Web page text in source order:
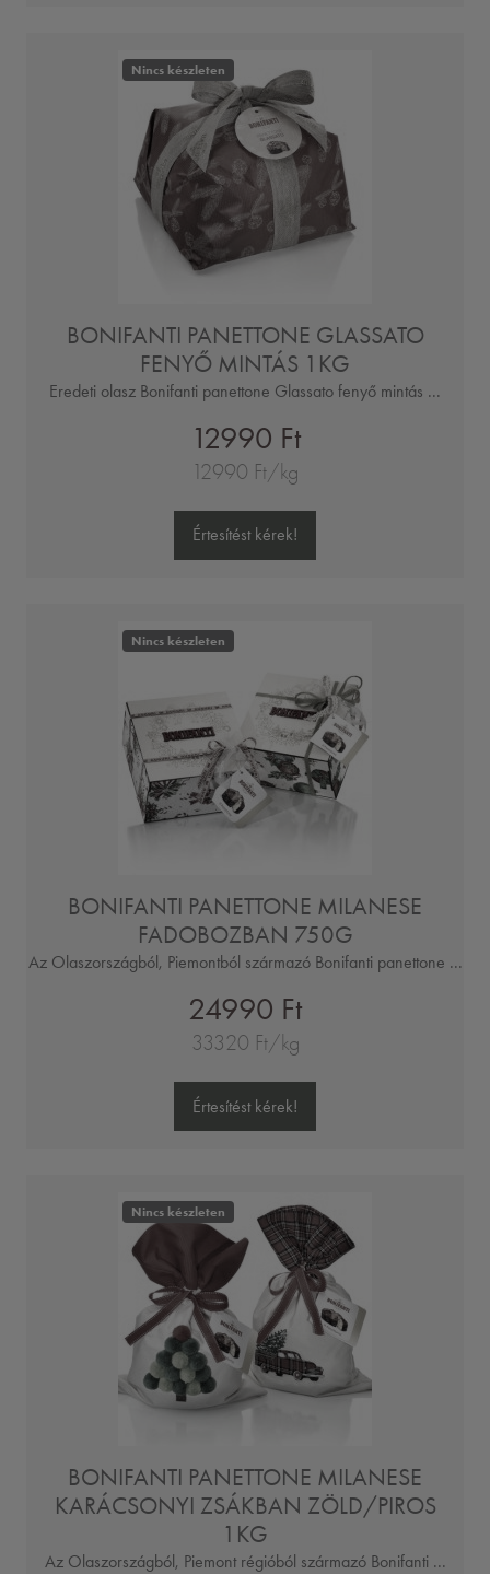
Nincs készleten
BONIFANTI PANETTONE GLASSATO
FENYŐ MINTÁS 1KG
Eredeti olasz Bonifanti panettone Glassato fenyő mintás ...
12990 Ft
12990 Ft/kg
Értesítést kérek!
Nincs készleten
BONIFANTI PANETTONE MILANESE
FADOBOZBAN 750G
Az Olaszországból, Piemontból származó Bonifanti panettone ...
24990 Ft
33320 Ft/kg
Értesítést kérek!
Nincs készleten
BONIFANTI PANETTONE MILANESE
KARÁCSONYI ZSÁKBAN ZÖLD/PIROS
1KG
Az Olaszországból, Piemont régióból származó Bonifanti ...